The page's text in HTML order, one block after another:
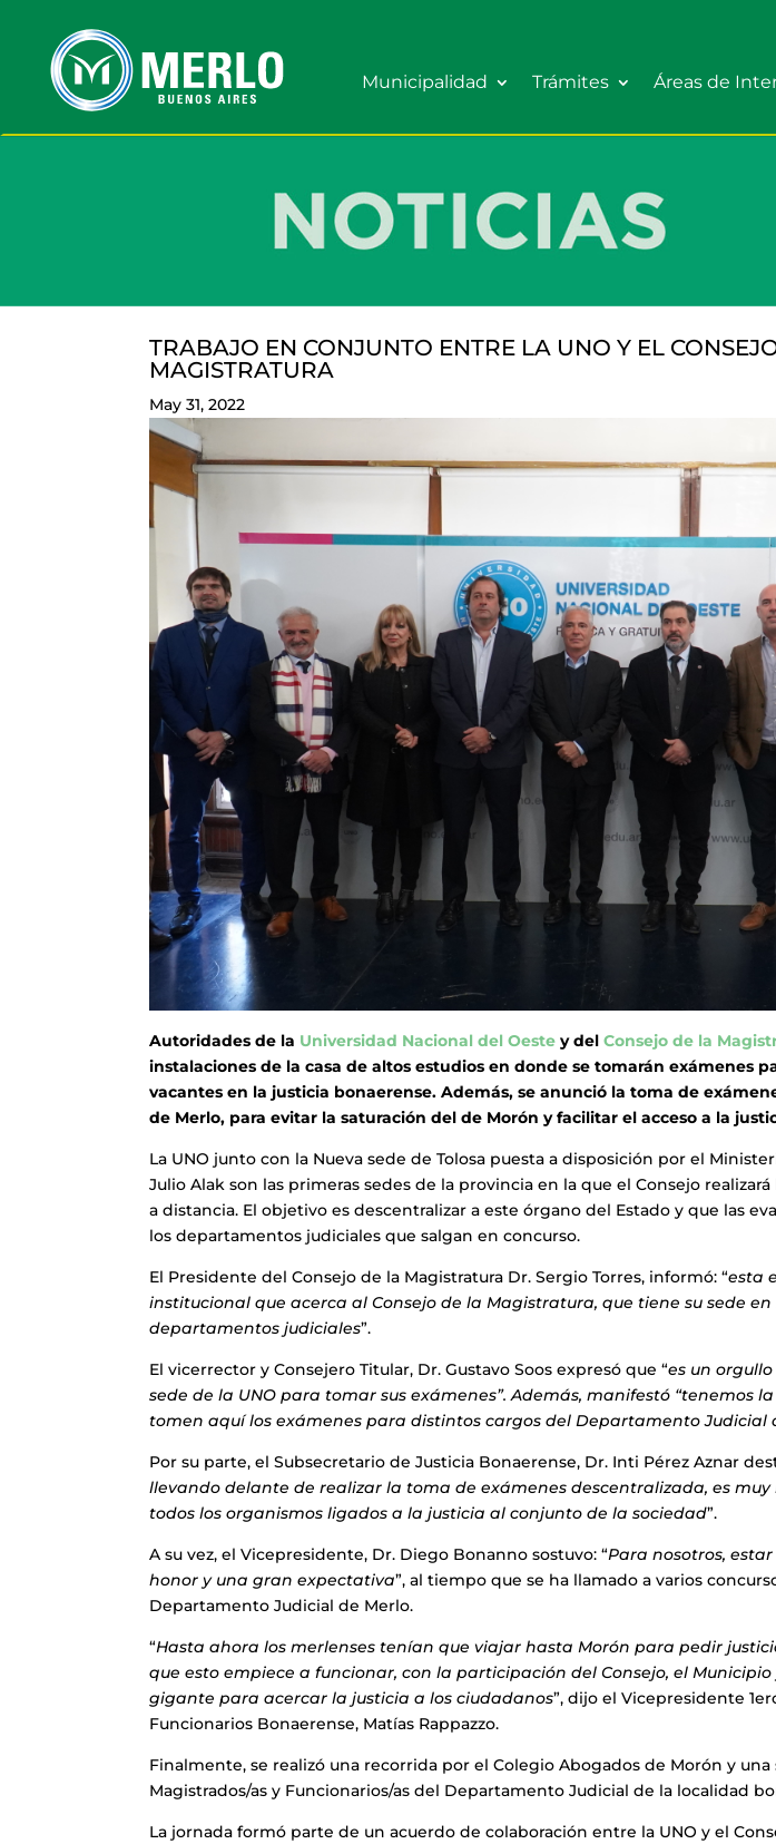
Municipalidad Trámites Áreas de
TRABAJO EN CONJUNTO ENTRE LA UNO Y EL
MAGISTRATURA
May 31, 2022
Autoridades de la Universidad Nacional del Oeste y delConsejo de la
instalaciones de la casa de altos estudios en donde se tomarán exámenes
vacantes en la justicia bonaerense. Además, se anunció la toma de
de Merlo, para evitar la saturación del de Morón y facilitar el acceso a la
La UNO junto con la Nueva sede de Tolosa puesta a disposición por el
Julio Alak son las primeras sedes de la provincia en la que el Consejo
a distancia. El objetivo es descentralizar a este órgano del Estado y que las
los departamentos judiciales que salgan en concurso.
El Presidente del Consejo de la Magistratura Dr. Sergio Torres, informó: “esta
institucional que acerca al Consejo de la Magistratura, que tiene su sede en
departamentos judiciales”.
El vicerrector y Consejero Titular, Dr. Gustavo Soos expresó que “es un
sede de la UNO para tomar sus exámenes”. Además, manifestó “tenemos
tomen aquí los exámenes para distintos cargos del Departamento Judicial
Por su parte, el Subsecretario de Justicia Bonaerense, Dr. Inti Pérez Aznar
llevando delante de realizar la toma de exámenes descentralizada, es
todos los organismos ligados a la justicia al conjunto de la sociedad”.
A su vez, el Vicepresidente, Dr. Diego Bonanno sostuvo: “Para nosotros,
honor y una gran expectativa”, al tiempo que se ha llamado a varios
Departamento Judicial de Merlo.
“Hasta ahora los merlenses tenían que viajar hasta Morón para pedir
que esto empiece a funcionar, con la participación del Consejo, el
gigante para acercar la justicia a los ciudadanos”, dijo el Vicepresidente
Funcionarios Bonaerense, Matías Rappazzo.
Finalmente, se realizó una recorrida por el Colegio Abogados de Morón y una
Magistrados/as y Funcionarios/as del Departamento Judicial de la localidad
La jornada formó parte de un acuerdo de colaboración entre la UNO y el